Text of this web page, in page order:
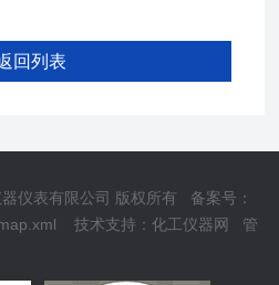
回列表
仪表有限公司 版权所有 备案号：
技术支持：化工仪器网
管